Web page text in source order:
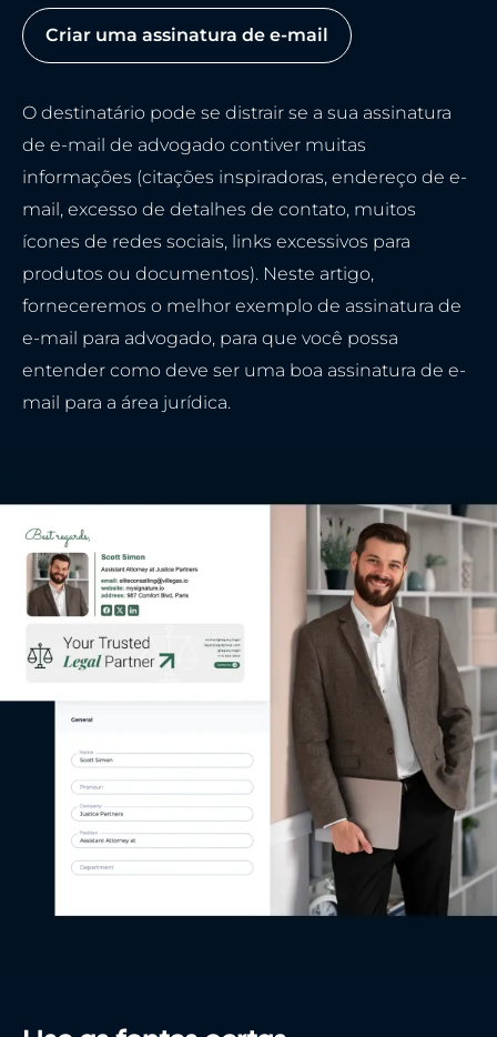
Criar uma assinatura de e-mail
O destinatário pode se distrair se a sua assinatura
de e-mail de advogado contiver muitas
informações (citações inspiradoras, endereço de e-
mail, excesso de detalhes de contato, muitos
ícones de redes sociais, links excessivos para
produtos ou documentos). Neste artigo,
forneceremos o melhor exemplo de assinatura de
e-mail para advogado, para que você possa
entender como deve ser uma boa assinatura de e-
mail para a área jurídica.